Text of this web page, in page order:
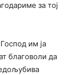
за тој
им ја
благоволи да